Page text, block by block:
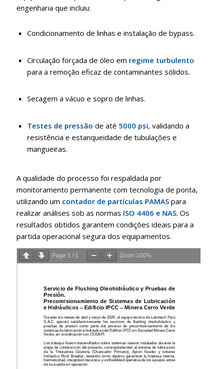
engenharia que incluiu:
Condicionamento de linhas e instalação de bypass.
Circulação forçada de óleo em regime turbulento
para a remoção eficaz de contaminantes sólidos.
Secagem a vácuo e sopro de linhas.
Testes de pressão de até 5000 psi, validando a
resistência e estanqueidade de tubulações e
mangueiras.
A qualidade do processo foi respaldada por
monitoramento permanente com tecnologia de ponta,
utilizando um contador de partículas PAMASpara
realizar análises sob as normas ISO 4406 e NAS. Os
resultados obtidos garantem condições ideais para a
partida operacional segura dos equipamentos.
Page 1 / 1 Zoom 100%